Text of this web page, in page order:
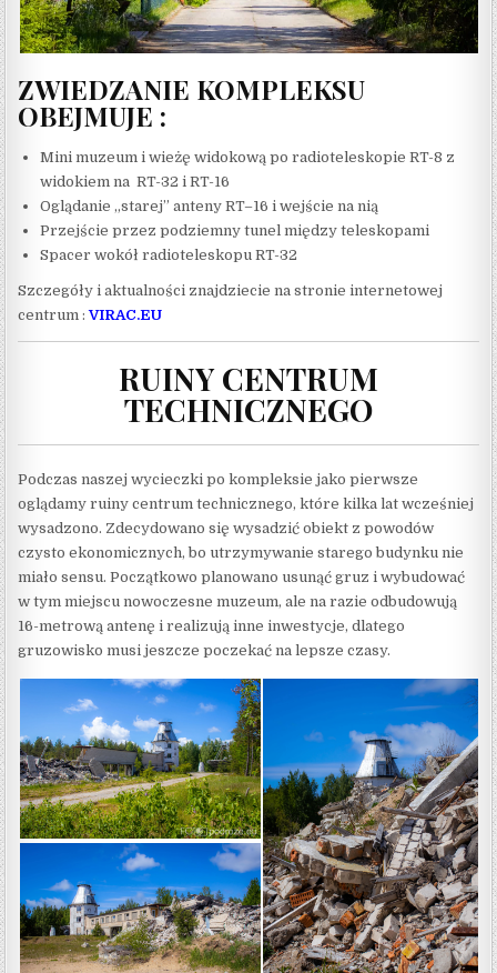
ZWIEDZANIE KOMPLEKSU
OBEJMUJE :
Mini muzeum i wieżę widokową po radioteleskopie RT-8 z
widokiem na RT-32 i RT-16
Oglądanie „starej” anteny RT–16 i wejście na nią
Przejście przez podziemny tunel między teleskopami
Spacer wokół radioteleskopu RT-32
Szczegóły i aktualności znajdziecie na stronie internetowej
centrum :VIRAC.EU
RUINY CENTRUM
TECHNICZNEGO
Podczas naszej wycieczki po kompleksie jako pierwsze
oglądamy ruiny centrum technicznego, które kilka lat wcześniej
wysadzono. Zdecydowano się wysadzić obiekt z powodów
czysto ekonomicznych, bo utrzymywanie starego budynku nie
miało sensu. Początkowo planowano usunąć gruz i wybudować
w tym miejscu nowoczesne muzeum, ale na razie odbudowują
16-metrową antenę i realizują inne inwestycje, dlatego
gruzowisko musi jeszcze poczekać na lepsze czasy.